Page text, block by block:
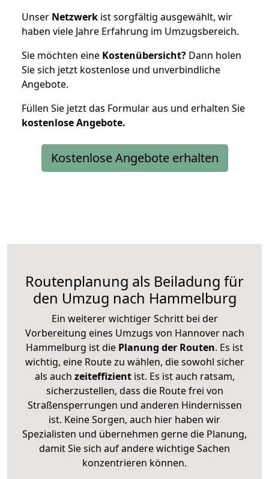
Unser Netzwerk ist sorgfältig ausgewählt, wir
haben viele Jahre Erfahrung im Umzugsbereich.
Sie möchten eine Kostenübersicht? Dann holen
Sie sich jetzt kostenlose und unverbindliche
Angebote.
Füllen Sie jetzt das Formular aus und erhalten Sie
kostenloseAngebote.
Kostenlose Angebote erhalten
Routenplanung als Beiladung für
den Umzug nach Hammelburg
Ein weiterer wichtiger Schritt bei der
Vorbereitung eines Umzugs von Hannover nach
Hammelburg ist die Planung der Routen. Es ist
wichtig, eine Route zu wählen, die sowohl sicher
als auch zeiteffizientist. Es ist auch ratsam,
sicherzustellen, dass die Route frei von
Straßensperrungen und anderen Hindernissen
ist. Keine Sorgen, auch hier haben wir
Spezialisten und übernehmen gerne die Planung,
damit Sie sich auf andere wichtige Sachen
konzentrieren können.